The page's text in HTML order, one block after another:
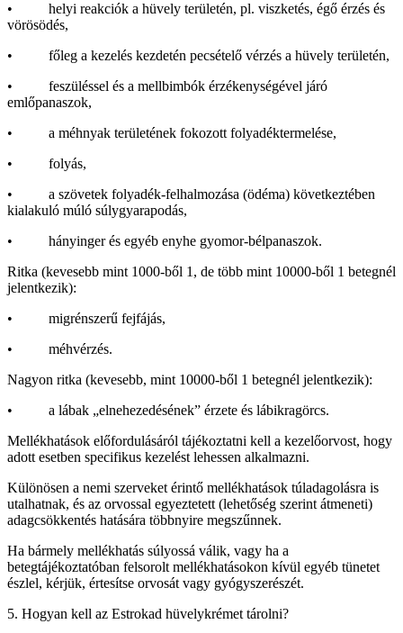
• helyi reakciók a hüvely területén, pl. viszketés, égő érzés és
vörösödés,
• főleg a kezelés kezdetén pecsételő vérzés a hüvely területén,
• feszüléssel és a mellbimbók érzékenységével járó
emlőpanaszok,
• a méhnyak területének fokozott folyadéktermelése,
• folyás,
• a szövetek folyadék-felhalmozása (ödéma) következtében
kialakuló múló súlygyarapodás,
• hányinger és egyéb enyhe gyomor-bélpanaszok.
Ritka (kevesebb mint 1000-ből 1, de több mint 10000-ből 1 betegnél
jelentkezik):
• migrénszerű fejfájás,
• méhvérzés.
Nagyon ritka (kevesebb, mint 10000-ből 1 betegnél jelentkezik):
• a lábak „elnehezedésének” érzete és lábikragörcs.
Mellékhatások előfordulásáról tájékoztatni kell a kezelőorvost, hogy
adott esetben specifikus kezelést lehessen alkalmazni.
Különösen a nemi szerveket érintő mellékhatások túladagolásra is
utalhatnak, és az orvossal egyeztetett (lehetőség szerint átmeneti)
adagcsökkentés hatására többnyire megszűnnek.
Ha bármely mellékhatás súlyossá válik, vagy ha a
betegtájékoztatóban felsorolt mellékhatásokon kívül egyéb tünetet
észlel, kérjük, értesítse orvosát vagy gyógyszerészét.
5. Hogyan kell az Estrokad hüvelykrémet tárolni?